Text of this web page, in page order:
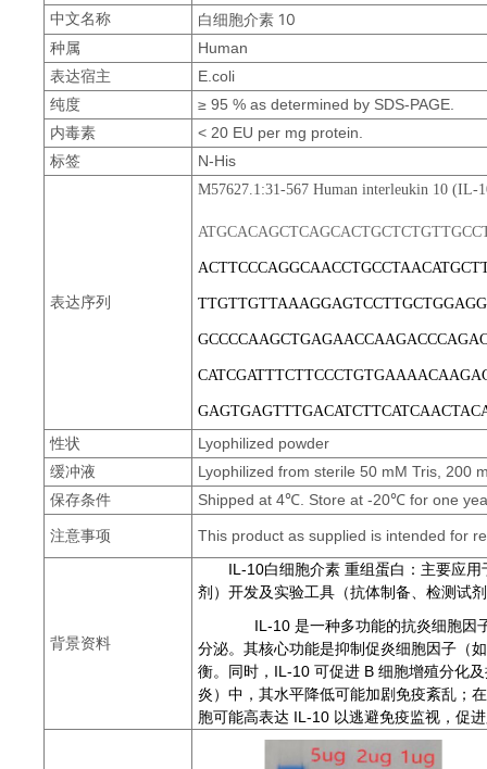
中文名称 白细胞介素 10
种属
Human
表达宿主
E.coli
纯度
≥ 95 % as determined by SDS-PAGE.
内毒素
< 20 EU per mg protein.
标签
N-His
表达序列
M57627.1:31-567 Human interleukin 10 (IL-
TTGTTGTTAAAGGAGTCCTTG
GAGTGAGTTTGACATCT
性状
Lyophilized powder
缓冲液
Lyophilized from sterile 50 mM Tris, 200
保存条件
Shipped at 4℃. Store at -20℃ for one
注意事项 This product as supplied is intended for
背景资料
IL-10白细胞介素 重组蛋白：主要应
剂）开发及实验工具（抗体制备、检测试
IL-10 是一种多功能的抗炎细胞因
分泌。 其核心功能是抑制促炎细胞因子（
衡。同时，IL-10 可促进 B 细胞增殖分化
炎）中，其水平降低可能加剧免疫紊乱；
胞可能高表达 IL-10 以逃避免疫监视，促